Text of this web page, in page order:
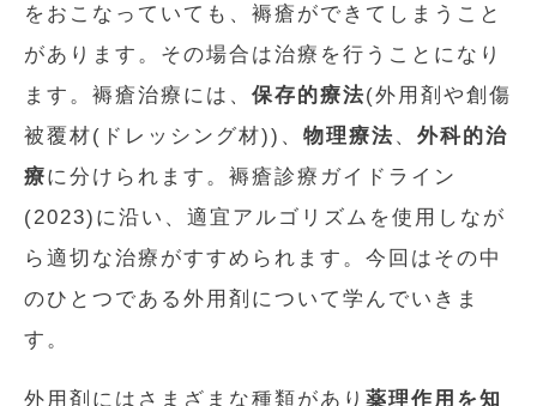
をおこなっていても、褥瘡ができてしまうこと
があります。その場合は治療を行うことになり
ます。褥瘡治療には、 保存的療法(外用剤や創傷
被覆材(ドレッシング材))、 物理療法 、 外科的治
療に分けられます。褥瘡診療ガイドライン
(2023)に沿い、適宜アルゴリズムを使用しなが
ら適切な治療がすすめられます。今回はその中
のひとつである外用剤について学んでいきま
す。
外用剤にはさまざまな種類があり 薬理作用を知